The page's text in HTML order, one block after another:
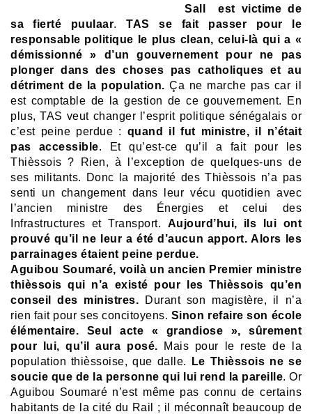
Sall est victime de
sa fierté puulaar.TAS se fait passer pour le
responsable politique le plus clean, celui-là qui a «
démissionné » d’un gouvernement pour ne pas
plonger dans des choses pas catholiques et au
détriment de la population. Ça ne marche pas car il
est comptable de la gestion de ce gouvernement. En
plus, TAS veut changer l’esprit politique sénégalais or
c’est peine perdue : quand il fut ministre, il n’était
pas accessible. Et qu’est-ce qu’il a fait pour les
Thièssois ? Rien, à l’exception de quelques-uns de
ses militants. Donc la majorité des Thièssois n’a pas
senti un changement dans leur vécu quotidien avec
l’ancien ministre des Énergies et celui des
Infrastructures et Transport. Aujourd’hui, ils lui ont
prouvé qu’il ne leur a été d’aucun apport. Alors les
parrainages étaient peine perdue.
Aguibou Soumaré, voilà un ancien Premier ministre
thièssois qui n’a existé pour les Thièssois qu’en
conseil des ministres. Durant son magistère, il n’a
rien fait pour ses concitoyens. Sinon refaire son école
élémentaire. Seul acte « grandiose », sûrement
pour lui, qu’il aura posé. Mais pour le reste de la
population thièssoise, que dalle.
Le Thièssois ne se
soucie que de la personne qui lui rend la pareille. Or
Aguibou Soumaré n’est même pas connu de certains
habitants de la cité du Rail ; il méconnaît beaucoup de